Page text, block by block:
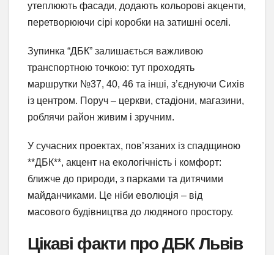
утеплюють фасади, додають кольорові акценти,
перетворюючи сірі коробки на затишні оселі.
Зупинка “ДБК” залишається важливою
транспортною точкою: тут проходять
маршрутки №37, 40, 46 та інші, з’єднуючи Сихів
із центром. Поруч – церкви, стадіони, магазини,
роблячи район живим і зручним.
У сучасних проектах, пов’язаних із спадщиною
**ДБК**, акцент на екологічність і комфорт:
ближче до природи, з парками та дитячими
майданчиками. Це ніби еволюція – від
масового будівництва до людяного простору.
Цікаві факти про ДБК Львів